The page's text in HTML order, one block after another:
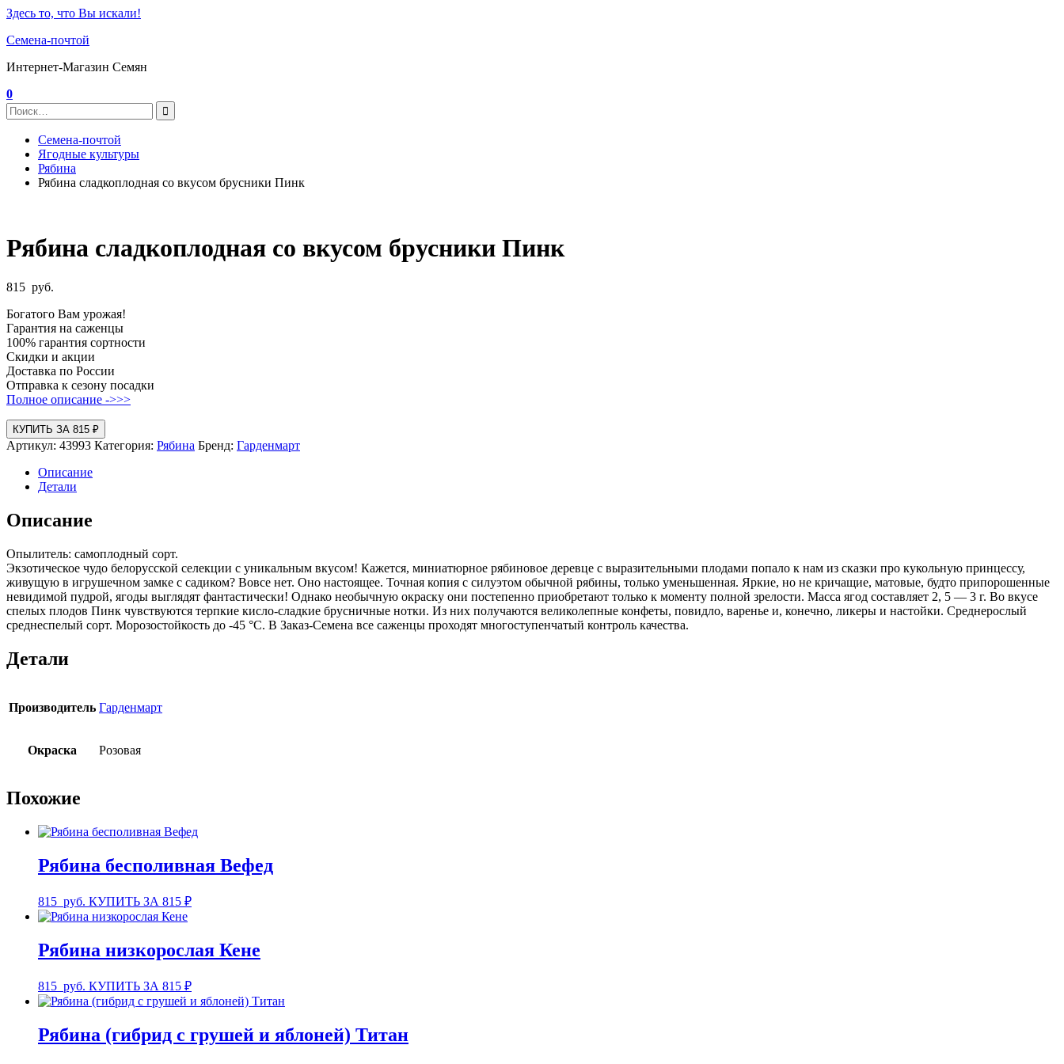
Здесь то, что Вы искали!
Семена-почтой
Интернет-Магазин Семян
0
Семена-почтой
Ягодные культуры
Рябина
Рябина сладкоплодная со вкусом брусники Пинк
Рябина сладкоплодная со вкусом брусники Пинк
815 руб.
Богатого Вам урожая!
Гарантия на саженцы
100% гарантия сортности
Скидки и акции
Доставка по России
Отправка к сезону посадки
Полное описание ->>>
КУПИТЬ ЗА 815 ₽
Артикул: 43993 Категория: Рябина Бренд: Гарденмарт
Описание
Детали
Описание
Опылитель: самоплодный сорт.
Экзотическое чудо белорусской селекции с уникальным вкусом! Кажется, миниатюрное рябиновое деревце с выразительными плодами попало к нам из сказки про кукольную принцессу,
живущую в игрушечном замке с садиком? Вовсе нет. Оно настоящее. Точная копия с силуэтом обычной рябины, только уменьшенная. Яркие, но не кричащие, матовые, будто припорошенные
невидимой пудрой, ягоды выглядят фантастически! Однако необычную окраску они постепенно приобретают только к моменту полной зрелости. Масса ягод составляет 2, 5 — 3 г. Во вкусе
спелых плодов Пинк чувствуются терпкие кисло-сладкие брусничные нотки. Из них получаются великолепные конфеты, повидло, варенье и, конечно, ликеры и настойки. Среднерослый
среднеспелый сорт. Морозостойкость до -45 °С. В Заказ-Семена все саженцы проходят многоступенчатый контроль качества.
Детали
Производитель Гарденмарт
Окраска Розовая
Похожие
Рябина бесполивная Вефед
815 руб. КУПИТЬ ЗА 815 ₽
Рябина низкорослая Кене
815 руб. КУПИТЬ ЗА 815 ₽
Рябина (гибрид с грушей и яблоней) Титан